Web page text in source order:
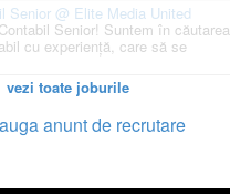
Senior @ Elite Media United
Senior! Suntem în căutarea
cu experiență, care să se
vezi toate joburile
anunt de recrutare